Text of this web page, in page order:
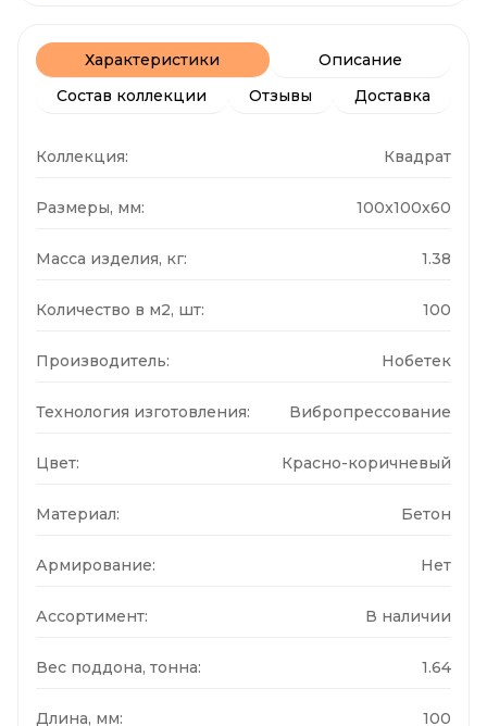
Характеристики
Описание
Состав коллекции
Отзывы Доставка
Коллекция: Квадрат
Размеры, мм: 100x100x60
Масса изделия, кг: 1.38
Количество в м2, шт: 100
Производитель: Нобетек
Технология изготовления: Вибропрессование
Цвет: Красно-коричневый
Материал: Бетон
Армирование: Нет
Ассортимент: В наличии
Вес поддона, тонна: 1.64
Длина, мм: 100